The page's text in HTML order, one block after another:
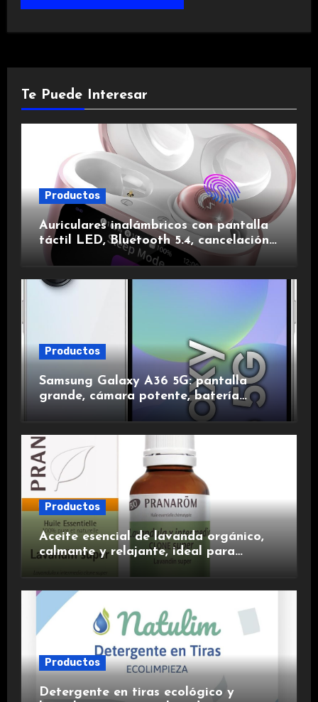
Te Puede Interesar
Productos
Auriculares inalámbricos con pantalla
táctil LED, Bluetooth 5.4, cancelación
de ruido, impermeables y de larga
duración.
Productos
Samsung Galaxy A36 5G: pantalla
grande, cámara potente, batería
duradera y carga rápida para una
experiencia premium.
Productos
Aceite esencial de lavanda orgánico,
calmante y relajante, ideal para
Productos
Detergente en tiras ecológico y